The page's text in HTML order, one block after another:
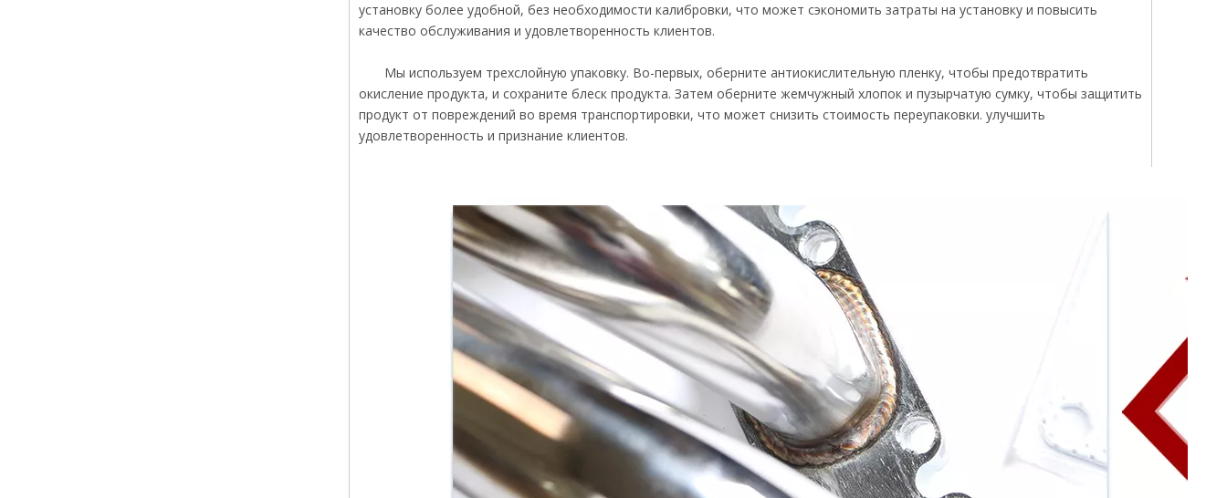
установку более удобной, без необходимости калибровки, что может сэкономить затраты на установку и повысить
качество обслуживания и удовлетворенность клиентов.
Мы используем трехслойную упаковку. Во-первых, оберните антиокислительную пленку, чтобы предотвратить
окисление продукта, и сохраните блеск продукта. Затем оберните жемчужный хлопок и пузырчатую сумку, чтобы защитить
продукт от повреждений во время транспортировки, что может снизить стоимость переупаковки. улучшить
удовлетворенность и признание клиентов.